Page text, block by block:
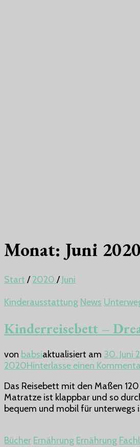
Monat: Juni 2020
Start / 2020 / Juni
Kinderausstattung News
Kinderreisebett –
von babsiaktualisiert am 30. Juni
2020Hinterlasse einen
Das Reisebett mit den Maßen
Matratze ist klappbar und so
bequem und mobil für unterwegs
Bücher Ernährung Ernährung